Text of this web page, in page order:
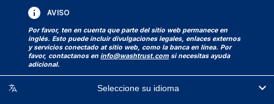
AVISO
Por favor, ten en cuenta que parte del sitio web permanece en
inglés. Esto puede incluir divulgaciones legales, enlaces externos
y servicios conectado at sitio web, como la banca en línea. Por
favor, contactanos eninfo@washtrust.com si necesitas ayuda
adicional.
Seleccione su idioma